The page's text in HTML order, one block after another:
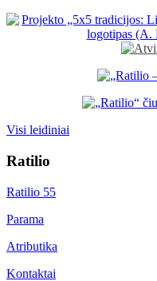
Visi leidiniai
Ratilio
Ratilio 55
Parama
Atributika
Kontaktai